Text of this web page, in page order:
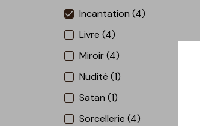
Incantation (4)
Livre (4)
Miroir (4)
Nudité (1)
Satan (1)
Sorcellerie (4)